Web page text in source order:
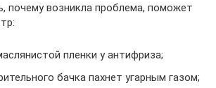
почему возникла проблема, поможет
пленки у антифриза;
бачка пахнет угарным газом;